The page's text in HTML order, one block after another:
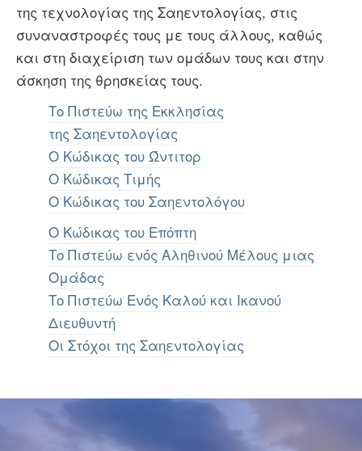
της τεχνολογίας της Σαηεντολογίας, στις
συναναστροφές τους με τους άλλους, καθώς
και στη διαχείριση των ομάδων τους και στην
άσκηση της θρησκείας τους.
Το Πιστεύω της Εκκλησίας
της Σαηεντολογίας
Ο Κώδικας του Ώντιτορ
O Κώδικας Τιμής
Ο Κώδικας του Σαηεντολόγου
Ο Κώδικας του Επόπτη
Το Πιστεύω ενός Αληθινού Μέλους μιας
Ομάδας
Το Πιστεύω Ενός Καλού και Ικανού
Διευθυντή
Οι Στόχοι της Σαηεντολογίας